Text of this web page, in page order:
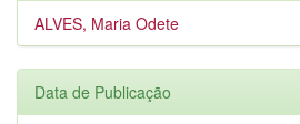
ALVES, Maria Odete
Data de Publicação